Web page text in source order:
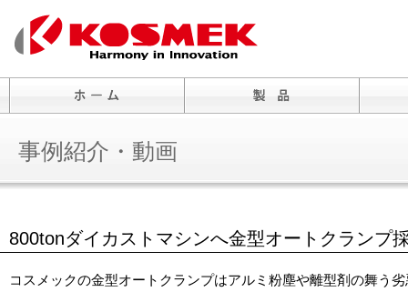
事例紹介・動画
800tonダイカストマシンへ金型オートクランプ
コスメックの金型オートクランプはアルミ粉塵や離型剤の舞う